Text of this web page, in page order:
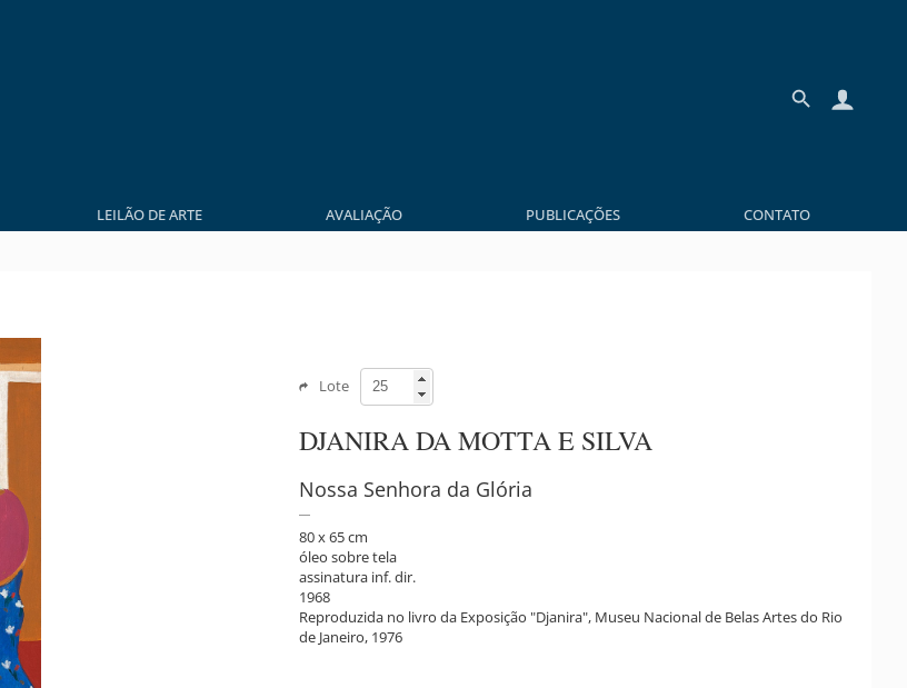
LEILÃO DE ARTE AVALIAÇÃO PUBLICAÇÕES CONTATO
Lote
DJANIRA DA MOTTA E SILVA
Nossa Senhora da Glória
80 x 65 cm
óleo sobre tela
assinatura inf. dir.
1968
Reproduzida no livro da Exposição "Djanira", Museu Nacional de Belas Artes do Rio
de Janeiro, 1976